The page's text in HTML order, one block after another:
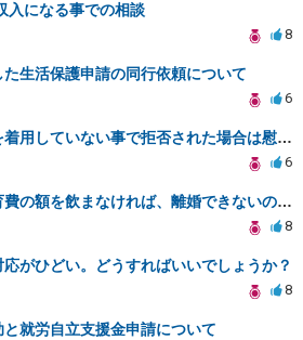
入になる事での相談
8
生活保護申請の同行依頼について
6
施設等でマスクを着用していない事で拒否された場合は慰謝料を請求できるでしょうか？
6
妻の主張する養育費の額を飲まなければ、離婚できないのでしょうか？適正な養育費を知りたいです。
8
がひどい。どうすればいいでしょうか？
8
就労自立支援金申請について